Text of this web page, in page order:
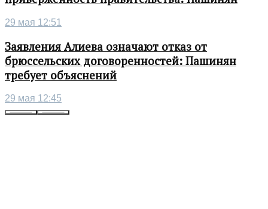
29 мая 12:51
Заявления Алиева означают отказ от
брюссельских договоренностей: Пашинян
требует объяснений
29 мая 12:45